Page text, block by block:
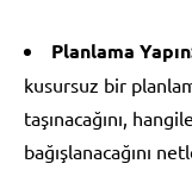
Planlama
kusursuz bir
taşınacağını,
bağışlanacağını